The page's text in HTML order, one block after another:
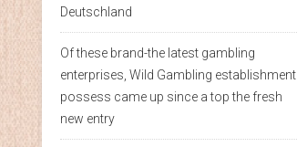
Deutschland
Of these brand-the latest gambling
enterprises, Wild Gambling establishment
possess came up since a top the fresh
new entry